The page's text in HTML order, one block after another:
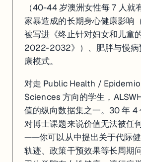
（40-44 岁澳洲女性每 7 人就
家暴造成的长期身心健康影响
被写进《终止针对妇女和儿童
2022-2032》）、肥胖与慢病
康模式。
对走 Public Health /
Sciences 方向的学生，
值的纵向数据集之一。30 年 4
对博士课题来说价值无法被任
——你可以从中提出关于代际
轨迹、政策干预效果等长周期